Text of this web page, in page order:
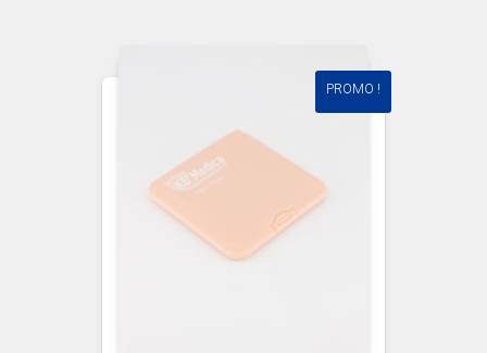
PROMO !